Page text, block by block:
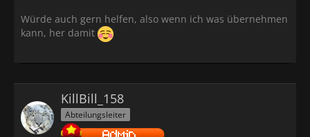
Würde auch gern helfen, also wenn ich was übernehmen
kann, her damit
KillBill_158
Abteilungsleiter